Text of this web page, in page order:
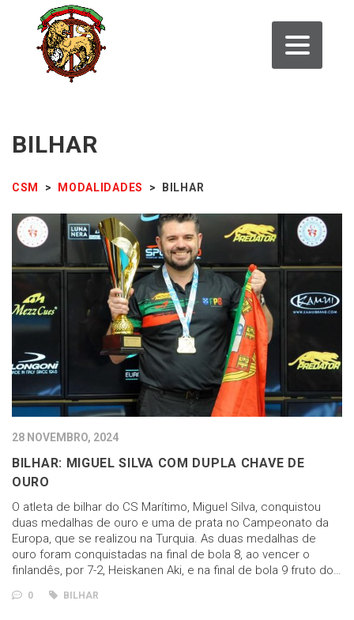
BILHAR
CSM > MODALIDADES > BILHAR
28 NOVEMBRO, 2024
BILHAR: MIGUEL SILVA COM DUPLA CHAVE DE
OURO
O atleta de bilhar do CS Marítimo, Miguel Silva, conquistou
duas medalhas de ouro e uma de prata no Campeonato da
Europa, que se realizou na Turquia. As duas medalhas de
ouro foram conquistadas na final de bola 8, ao vencer o
finlandês, por 7-2, Heiskanen Aki, e na final de bola 9 fruto do…
0 BILHAR